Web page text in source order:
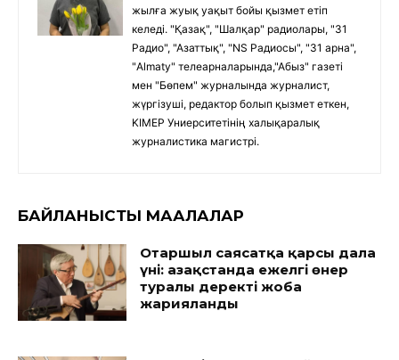
жылға жуық уақыт бойы қызмет етіп
келеді. "Қазақ", "Шалқар" радиолары, "31
Радио", "Азаттық", "NS Радиосы", "31 арна",
"Almaty" телеарналарында,"Абыз" газеті
мен "Бөпем" журналында журналист,
жүргізуші, редактор болып қызмет еткен,
KIMEP Униерситетінің халықаралық
журналистика магистрі.
БАЙЛАНЫСТЫ МАҚАЛАЛАР
Отаршыл саясатқа қарсы дала
үні: Қазақстанда ежелгі өнер
туралы деректі жоба
жарияланды